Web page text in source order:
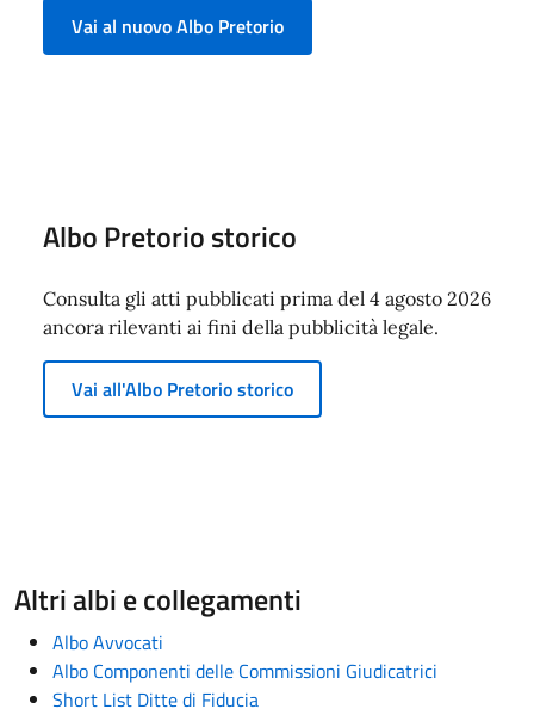
Vai al nuovo Albo Pretorio
Albo Pretorio storico
Consulta gli atti pubblicati prima del 4 agosto 2026
ancora rilevanti ai fini della pubblicità legale.
Vai all'Albo Pretorio storico
Altri albi e collegamenti
Albo Avvocati
Albo Componenti delle Commissioni Giudicatrici
Short List Ditte di Fiducia